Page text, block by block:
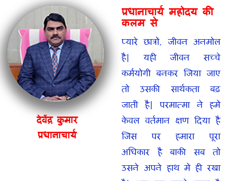
देवेंद्र कुमार
प्रधानाचार्य
प्रधानाचार्य महोदय की
कलम से
प्यारे छात्रों, जीवन अनमोल
है| यही जीवन सच्चे
कर्मयोगी बनकर जिया जाए
तो उसकी सार्थकता बढ़
जाती है| परमात्मा ने हमें
केवल वर्तमान क्षण दिया है
जिस पर हमारा पूरा
अधिकार है बाकी सब तो
उसने अपने हाथ में ही रखा